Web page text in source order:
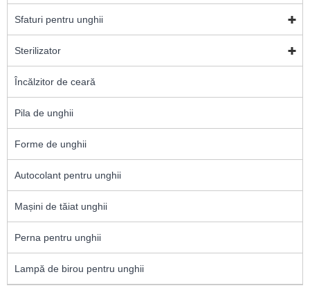
Sfaturi pentru unghii
Sterilizator
Încălzitor de ceară
Pila de unghii
Forme de unghii
Autocolant pentru unghii
Mașini de tăiat unghii
Perna pentru unghii
Lampă de birou pentru unghii